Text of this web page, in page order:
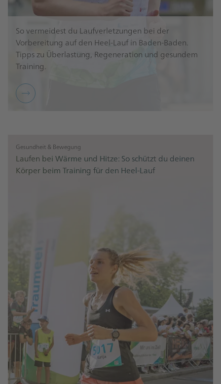
So vermeidest du Laufverletzungen bei der
Vorbereitung auf den Heel-Lauf in Baden-Baden.
Tipps zu Überlastung, Regeneration und gesundem
Training.
Gesundheit & Bewegung
Laufen bei Wärme und Hitze: So schützt du deinen
Körper beim Training für den Heel-Lauf